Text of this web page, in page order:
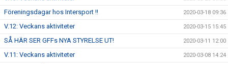
Föreningsdagar hos Intersport !! 2020-03-18 09:36
V.12: Veckans aktiviteter 2020-03-15 15:45
SÅ HÄR SER GFFs NYA STYRELSE UT! 2020-03-11 12:00
V.11: Veckans aktiviteter 2020-03-08 14:24